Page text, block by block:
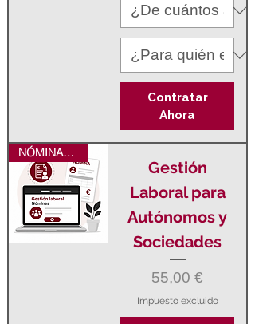
Contratar
Ahora
NÓMINAS Y SEGUROS SOCIALES
Gestión
Laboral para
Autónomos y
Sociedades
Precio
55,00 €
Impuesto excluido